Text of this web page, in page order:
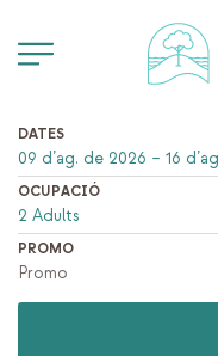
DATES
OCUPACIÓ
PROMO